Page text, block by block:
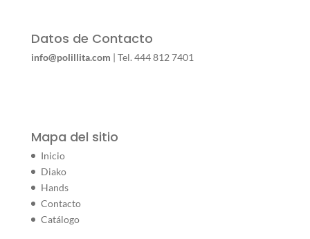
Datos de Contacto
info@polillita.com | Tel. 444 812 7401
Mapa del sitio
Inicio
Diako
Hands
Contacto
Catálogo